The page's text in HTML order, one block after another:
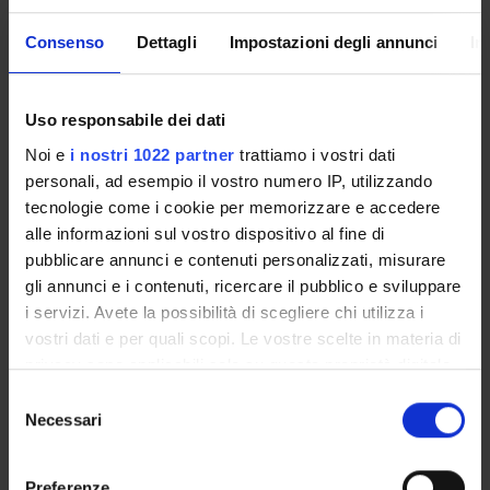
Consenso Dettagli Impostazioni degli annunci
Uso responsabile dei dati
Noi e i nostri 1022 partner trattiamo i vostri dati
personali, ad esempio il vostro numero IP, utilizzando
tecnologie come i cookie per memorizzare e accedere
alle informazioni sul vostro dispositivo al fine di
pubblicare annunci e contenuti personalizzati, misurare
gli annunci e i contenuti, ricercare il pubblico e sviluppare
i servizi. Avete la possibilità di scegliere chi utilizza i
vostri dati e per quali scopi. Le vostre scelte in materia di
privacy sono applicabili solo su questa proprietà digitale
modificare o revocare il proprio consenso in qualsiasi
momento dalla Dichiarazione sui cookie o facendo clic
Necessari
marxista della liberazione
Il trascendentale nella
HISTORY OF PHILOSOPHY - FROM
La felicità in Agostino
HISTORY OF PHILOSOPHY - MIDDLE
AGES
La povertà in Bonaventura
da Bagnoregio
HISTORY OF PHILOSOPHY - MIDDLE
AGES
Origene teologo della
salvezza
HISTORY OF PHILOSOPHY - MIDDLE
AGES
realizzazione dell'umano in
WESTERN TRADITIONS